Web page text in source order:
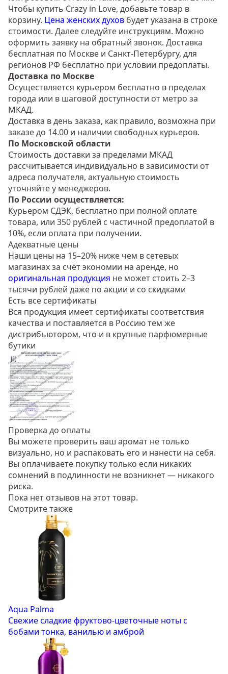
Чтобы купить Crazy in Love, добавьте товар в
корзину. Цена женских духов будет указана в строке
стоимости. Далее следуйте инструкциям. Можно
оформить заявку на обратный звонок. Доставка
бесплатная по Москве и Санкт-Петербургу, для
регионов РФ бесплатно при условии предоплаты.
Доставка по Москве
Осуществляется курьером бесплатно в пределах
города или в шаговой доступности от метро за
МКАД.
Доставка в день заказа, как правило, возможна при
заказе до 14.00 и наличии свободных курьеров.
По Московской области
Стоимость доставки за пределами МКАД
рассчитывается индивидуально в зависимости от
адреса получателя, актуальную стоимость
уточняйте у менеджеров.
По России осуществляется:
Курьером СДЭК, бесплатно при полной оплате
товара, или 350 рублей с частичной предоплатой в
10%, если оплата при получении.
Адекватные цены
Наши цены на 15–20% ниже чем в сетевых
магазинах за счёт экономии на аренде, но
оригинальная продукция не может стоить 2–3
тысячи рублей даже по акции и со скидками
Есть все сертификаты
Вся продукция имеет сертификаты соответствия
качества и поставляется в Россию тем же
дистрибьютором, что и в крупные парфюмерные
бутики
Проверка до оплаты
Вы можете проверить ваш аромат не только
визуально, но и распаковать его и нанести на себя.
Вы оплачиваете покупку только если никаких
сомнений в подлинности не возникнет — никакого
риска.
Пока нет отзывов на этот товар.
Смотрите также
Aqua Palma
Свежие сладкие фруктово-цветочные ноты с
бобами тонка, ванилью и амброй